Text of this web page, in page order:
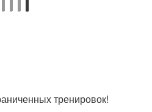
тренировок!